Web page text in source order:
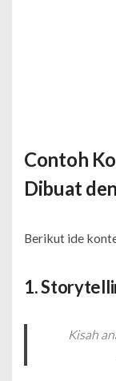
Contoh
Dibuat
Berikut ide
1.
Kisah